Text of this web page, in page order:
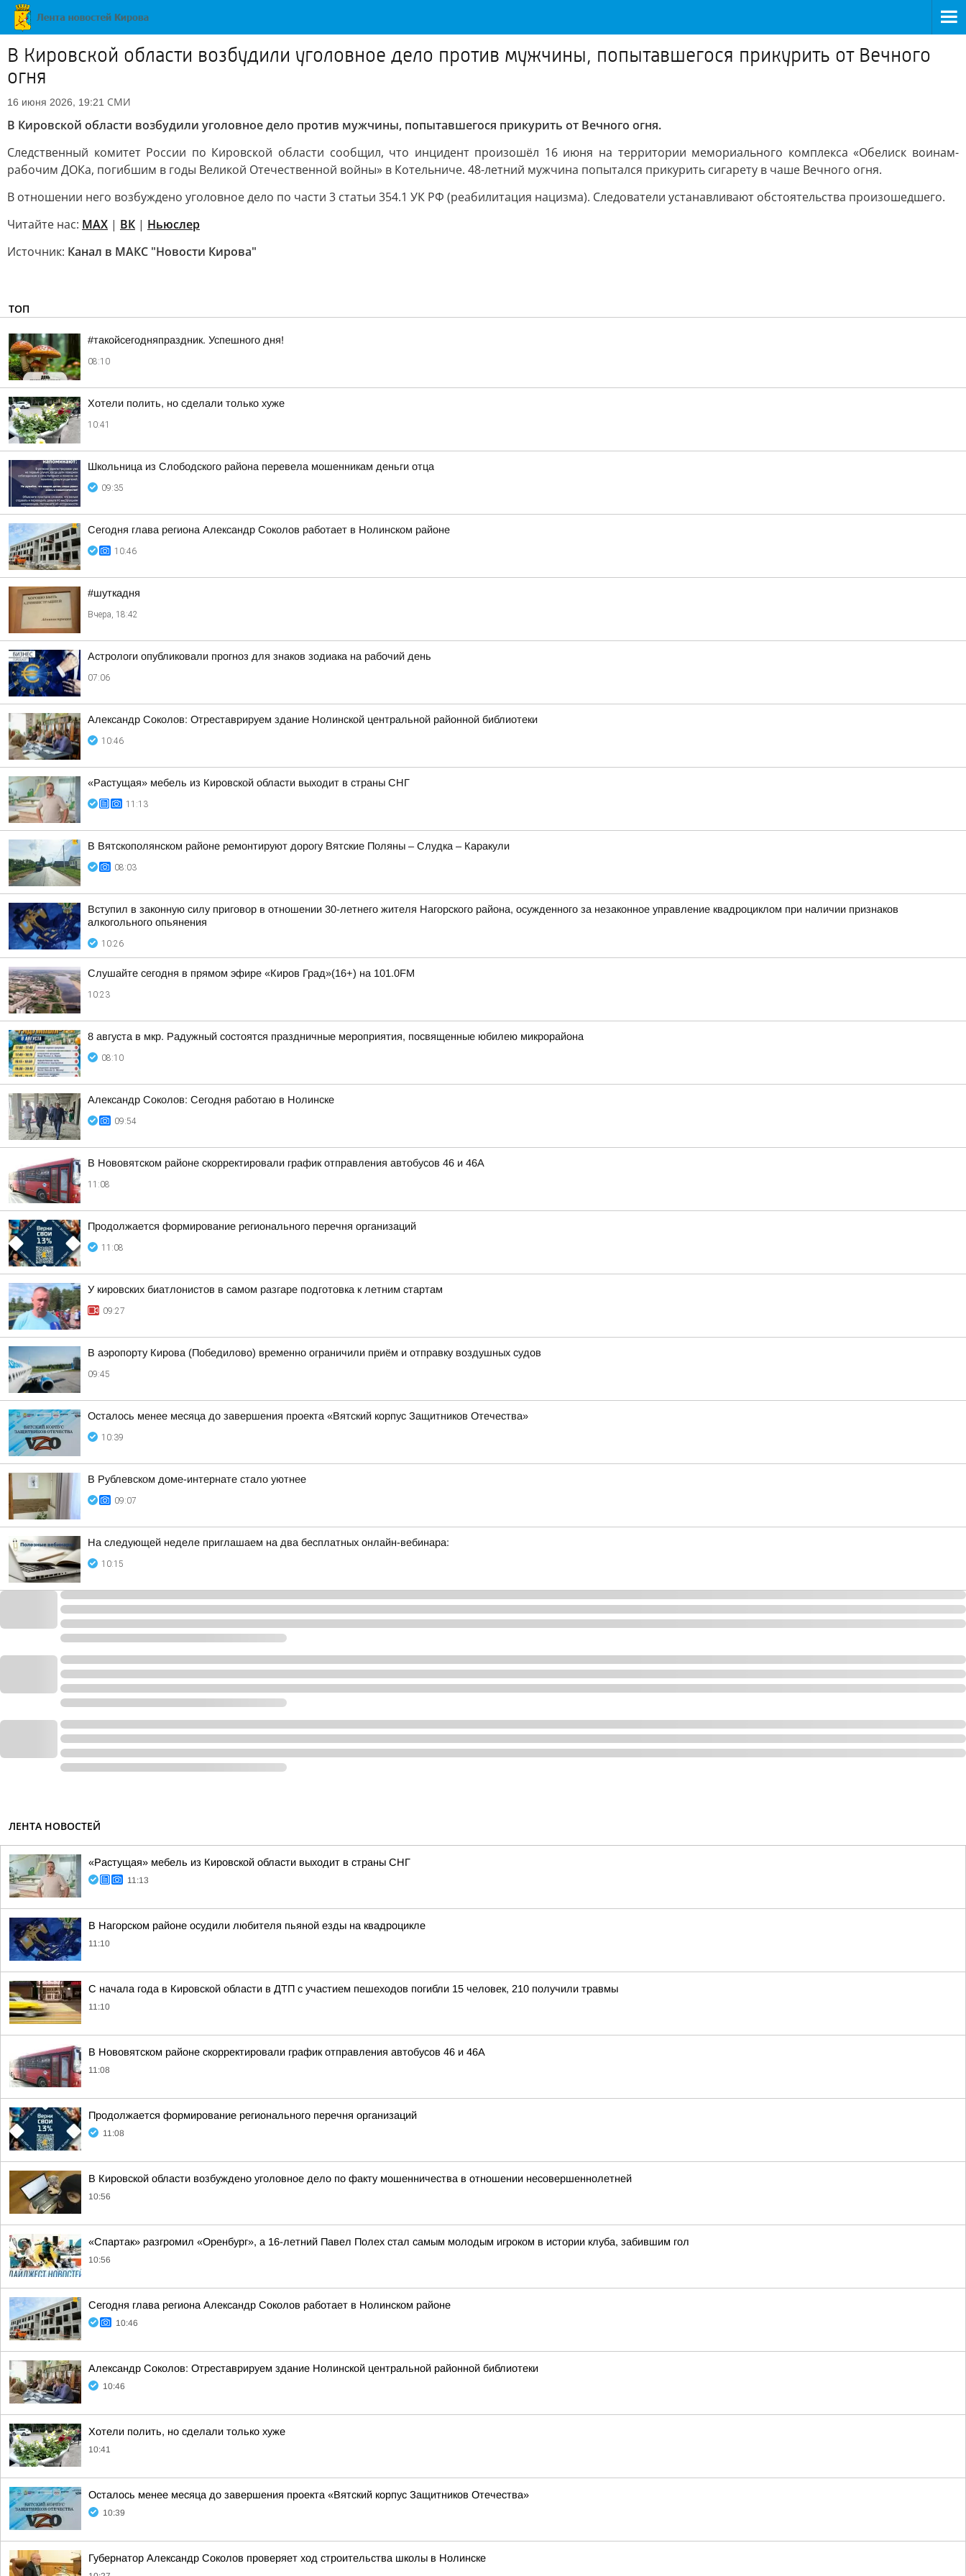
В Кировской области возбудили уголовное дело против мужчины, попытавшегося прикурить от Вечного
огня
16 июня 2026, 19:21 СМИ
В Кировской области возбудили уголовное дело против мужчины, попытавшегося прикурить от Вечного огня.
Следственный комитет России по Кировской области сообщил, что инцидент произошёл 16 июня на территории мемориального комплекса «Обелиск воинам-
рабочим ДОКа, погибшим в годы Великой Отечественной войны» в Котельниче. 48-летний мужчина попытался прикурить сигарету в чаше Вечного огня.
В отношении него возбуждено уголовное дело по части 3 статьи 354.1 УК РФ (реабилитация нацизма). Следователи устанавливают обстоятельства произошедшего.
Читайте нас: MAX | ВК | Ньюслер
Источник: Канал в МАКС "Новости Кирова"
ТОП
#такойсегодняпраздник. Успешного дня!
08:10
Хотели полить, но сделали только хуже
10:41
Школьница из Слободского района перевела мошенникам деньги отца
09:35
Сегодня глава региона Александр Соколов работает в Нолинском районе
10:46
#шуткадня
Вчера, 18:42
Астрологи опубликовали прогноз для знаков зодиака на рабочий день
07:06
Александр Соколов: Отреставрируем здание Нолинской центральной районной библиотеки
10:46
«Растущая» мебель из Кировской области выходит в страны СНГ
11:13
В Вятскополянском районе ремонтируют дорогу Вятские Поляны – Слудка – Каракули
08:03
Вступил в законную силу приговор в отношении 30-летнего жителя Нагорского района, осужденного за незаконное управление квадроциклом при наличии признаков
алкогольного опьянения
10:26
Слушайте сегодня в прямом эфире «Киров Град»(16+) на 101.0FM
10:23
8 августа в мкр. Радужный состоятся праздничные мероприятия, посвященные юбилею микрорайона
08:10
Александр Соколов: Сегодня работаю в Нолинске
09:54
В Нововятском районе скорректировали график отправления автобусов 46 и 46А
11:08
Продолжается формирование регионального перечня организаций
11:08
У кировских биатлонистов в самом разгаре подготовка к летним стартам
09:27
В аэропорту Кирова (Победилово) временно ограничили приём и отправку воздушных судов
09:45
Осталось менее месяца до завершения проекта «Вятский корпус Защитников Отечества»
10:39
В Рублевском доме-интернате стало уютнее
09:07
На следующей неделе приглашаем на два бесплатных онлайн-вебинара:
10:15
ЛЕНТА НОВОСТЕЙ
«Растущая» мебель из Кировской области выходит в страны СНГ
11:13
В Нагорском районе осудили любителя пьяной езды на квадроцикле
11:10
С начала года в Кировской области в ДТП с участием пешеходов погибли 15 человек, 210 получили травмы
11:10
В Нововятском районе скорректировали график отправления автобусов 46 и 46А
11:08
Продолжается формирование регионального перечня организаций
11:08
В Кировской области возбуждено уголовное дело по факту мошенничества в отношении несовершеннолетней
10:56
«Спартак» разгромил «Оренбург», а 16-летний Павел Полех стал самым молодым игроком в истории клуба, забившим гол
10:56
Сегодня глава региона Александр Соколов работает в Нолинском районе
10:46
Александр Соколов: Отреставрируем здание Нолинской центральной районной библиотеки
10:46
Хотели полить, но сделали только хуже
10:41
Осталось менее месяца до завершения проекта «Вятский корпус Защитников Отечества»
10:39
Губернатор Александр Соколов проверяет ход строительства школы в Нолинске